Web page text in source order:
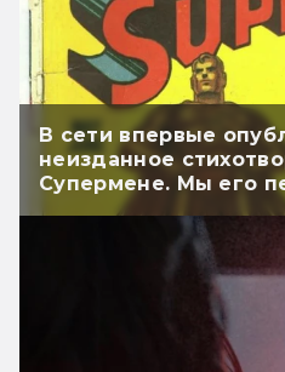
В сети впервые
неизданное
Супермене. Мы его